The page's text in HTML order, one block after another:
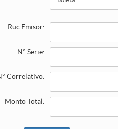
Ruc Emisor:
N° Serie:
Correlativo:
Monto Total: